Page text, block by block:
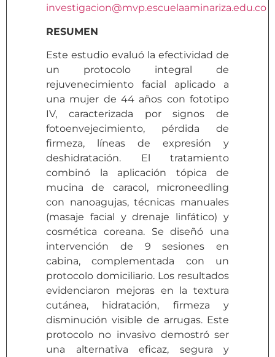
investigacion@mvp.escuelaaminariza.edu.co
RESUMEN
Este estudio evaluó la efectividad de
un protocolo integral de
rejuvenecimiento facial aplicado a
una mujer de 44 años con fototipo
IV, caracterizada por signos de
fotoenvejecimiento, pérdida de
firmeza, líneas de expresión y
deshidratación. El tratamiento
combinó la aplicación tópica de
mucina de caracol, microneedling
con nanoagujas, técnicas manuales
(masaje facial y drenaje linfático) y
cosmética coreana. Se diseñó una
intervención de 9 sesiones en
cabina, complementada con un
protocolo domiciliario. Los resultados
evidenciaron mejoras en la textura
cutánea, hidratación, firmeza y
disminución visible de arrugas. Este
protocolo no invasivo demostró ser
una alternativa eficaz, segura y